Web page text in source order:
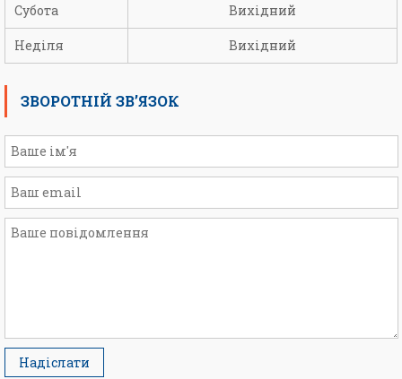
Субота Вихідний
Неділя Вихідний
ЗВОРОТНІЙ ЗВ’ЯЗОК